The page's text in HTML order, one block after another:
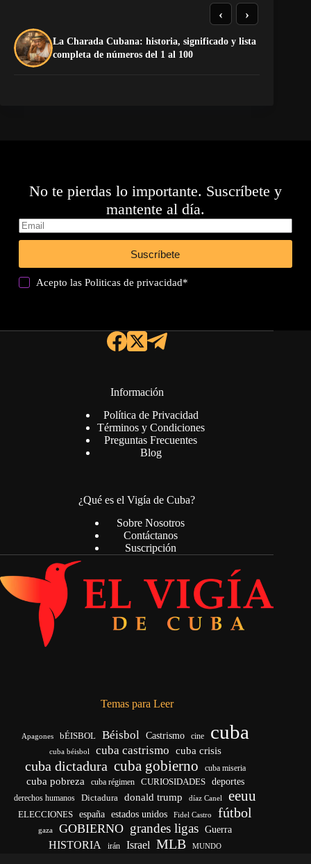
La Charada Cubana: historia, significado y lista
completa de números del 1 al 100
‹ ›
No te pierdas lo importante. Suscríbete y
mantente al día.
Suscríbete
Acepto lasPoliticas de privacidad*
Información
Política de Privacidad
Términos y Condiciones
Preguntas Frecuentes
Blog
¿Qué es el Vigía de Cuba?
Sobre Nosotros
Contáctanos
Suscripción
Temas para Leer
Apagones bÉISBOL Béisbol Castrismo cine cuba
cuba béisbol cuba castrismo cuba crisis
cuba dictadura cuba gobierno cuba miseria
cuba pobreza cuba régimen CURIOSIDADES deportes
derechos humanos Dictadura donald trump díaz Canel eeuu
ELECCIONES españa estados unidos Fidel Castro fútbol
gaza GOBIERNO grandes ligas Guerra
HISTORIA irán Israel MLB MUNDO